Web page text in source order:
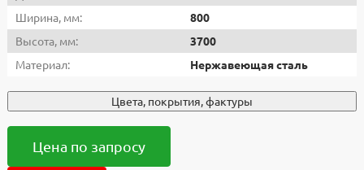
Ширина, мм:
800
Высота, мм:
3700
Материал:
Нержавеющая сталь
Цвета, покрытия, фактуры
Цена по запросу